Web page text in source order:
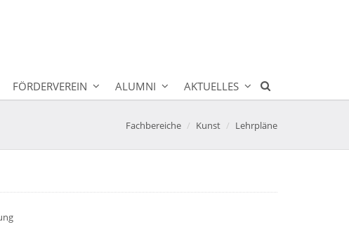
FÖRDERVEREIN ALUMNI AKTUELLES
Fachbereiche Kunst Lehrpläne